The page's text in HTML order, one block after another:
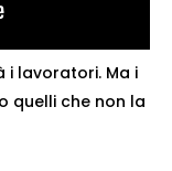
i lavoratori. Ma i
quelli che non la